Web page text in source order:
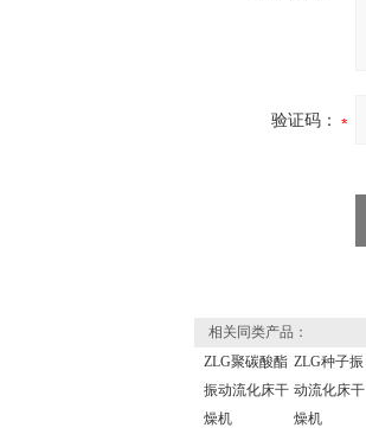
验证码：
相关同类产品：
ZLG聚碳酸酯
振动流化床干
燥机
ZLG种子振
动流化床干
燥机